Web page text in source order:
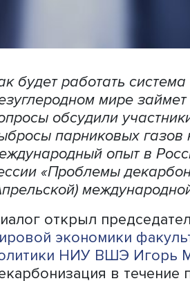
Как будет работать
безуглеродном мире
вопросы обсудили